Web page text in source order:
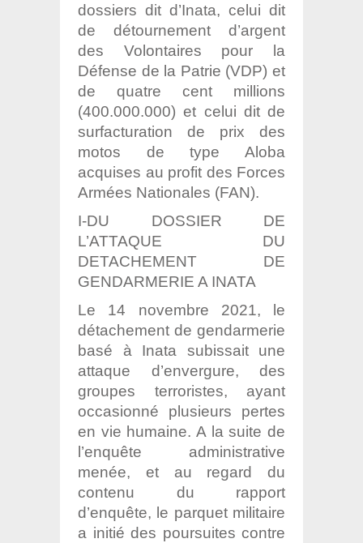
dossiers dit d’Inata, celui dit
de détournement d’argent
des Volontaires pour la
Défense de la Patrie (VDP) et
de quatre cent millions
(400.000.000) et celui dit de
surfacturation de prix des
motos de type Aloba
acquises au profit des Forces
Armées Nationales (FAN).
I-DU DOSSIER DE
L’ATTAQUE DU
DETACHEMENT DE
GENDARMERIE A INATA
Le 14 novembre 2021, le
détachement de gendarmerie
basé à Inata subissait une
attaque d’envergure, des
groupes terroristes, ayant
occasionné plusieurs pertes
en vie humaine. A la suite de
l’enquête administrative
menée, et au regard du
contenu du rapport
d’enquête, le parquet militaire
a initié des poursuites contre